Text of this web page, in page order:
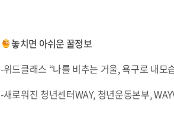
놓치면 아쉬운 꿀정보
-위드클래스 “나를 비추는 거울, 욕구로 내모
-새로워진 청년센터WAY, 청년운동본부,